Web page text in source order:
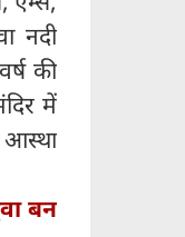
नदी
की
में
आस्था
बन